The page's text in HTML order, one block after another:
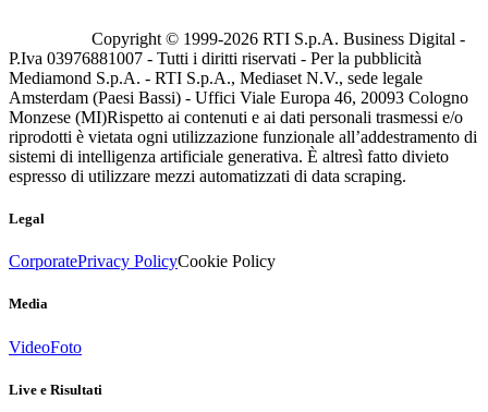
Copyright © 1999-2026 RTI S.p.A. Business Digital -
P.Iva 03976881007 - Tutti i diritti riservati - Per la pubblicità
Mediamond S.p.A. - RTI S.p.A., Mediaset N.V., sede legale
Amsterdam (Paesi Bassi) - Uffici Viale Europa 46, 20093 Cologno
Monzese (MI)Rispetto ai contenuti e ai dati personali trasmessi e/o
riprodotti è vietata ogni utilizzazione funzionale all’addestramento di
sistemi di intelligenza artificiale generativa. È altresì fatto divieto
espresso di utilizzare mezzi automatizzati di data scraping.
Legal
CorporatePrivacy PolicyCookie Policy
Media
VideoFoto
Live e Risultati